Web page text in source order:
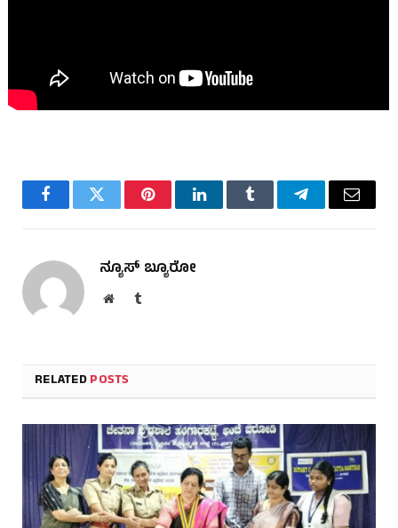
FacebookTwitter PinterestLinkedInTumblr TelegramEmail
ನ್ಯೂಸ್ ಬ್ಯೂರೋ
WebsiteTumblr
RELATEDPOSTS